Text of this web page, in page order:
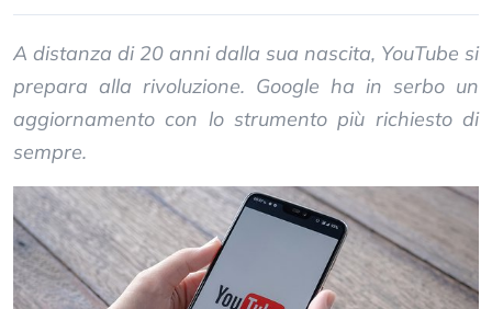
A distanza di 20 anni dalla sua nascita, YouTube si
prepara alla rivoluzione. Google ha in serbo un
aggiornamento con lo strumento più richiesto di
sempre.